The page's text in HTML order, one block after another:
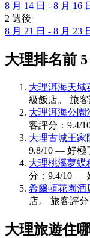
8 月 14 日 - 8 月 16
2 週後
8 月 21 日 - 8 月 23
大理排名前
大理洱海天域
級飯店。 旅
大理洱海公園
客評分：9.4/
大理古城王家
9.8/10 — 好極
大理桃溪夢蝶
分：9.4/10 —
希爾頓花園酒
店。 旅客評
大理旅遊住